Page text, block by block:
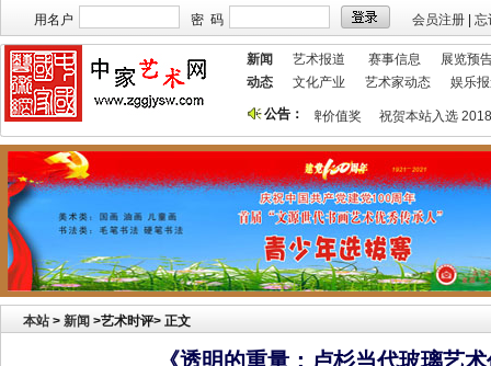
用名户 密 码 会员注册 忘
新闻 艺术报道 赛事信息
展览预
动态
文化产业 艺术家动态 娱乐
公告：
家宣传投放！ 祝贺本站获艺术行业最具品牌价值奖 祝贺本站入选 2018艺
本站 > 新闻 >艺术时评> 正文
《透明的重量：卢杉当代玻璃艺